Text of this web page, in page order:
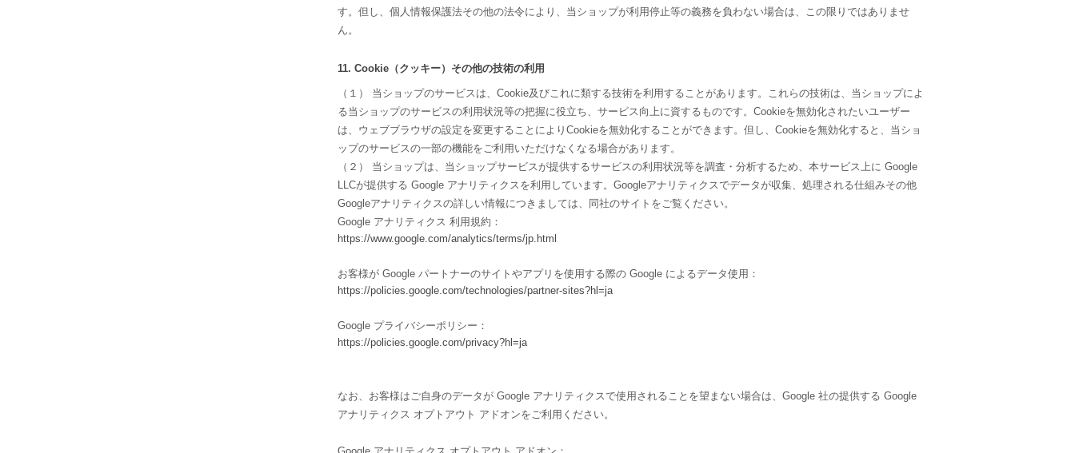
す。但し、個人情報保護法その他の法令により、当ショップが利用停止等の義務を負わない場合は、この限りではありませ
ん。
11. Cookie（クッキー）その他の技術の利用
（１） 当ショップのサービスは、Cookie及びこれに類する技術を利用することがあります。これらの技術は、当ショップによ
る当ショップのサービスの利用状況等の把握に役立ち、サービス向上に資するものです。Cookieを無効化されたいユーザー
は、ウェブブラウザの設定を変更することによりCookieを無効化することができます。但し、Cookieを無効化すると、当ショ
ップのサービスの一部の機能をご利用いただけなくなる場合があります。
（２） 当ショップは、当ショップサービスが提供するサービスの利用状況等を調査・分析するため、本サービス上に Google
LLCが提供する Google アナリティクスを利用しています。Googleアナリティクスでデータが収集、処理される仕組みその他
Googleアナリティクスの詳しい情報につきましては、同社のサイトをご覧ください。
Google アナリティクス 利用規約：
https://www.google.com/analytics/terms/jp.html
お客様が Google パートナーのサイトやアプリを使用する際の Google によるデータ使用：
https://policies.google.com/technologies/partner-sites?hl=ja
Google プライバシーポリシー：
https://policies.google.com/privacy?hl=ja
なお、お客様はご自身のデータが Google アナリティクスで使用されることを望まない場合は、Google 社の提供する Google
アナリティクス オプトアウト アドオンをご利用ください。